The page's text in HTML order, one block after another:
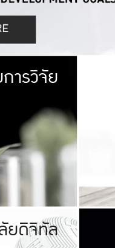
มหาวิทยาลัย
าสตร์ มีพื้นที่เขียวสดใส หนาแน่น
เป็นป่าในเมือง (URBAN FOREST)
อง (URBAN AGRICULTURE)
ที่นับรวมกันได้ประมาณ 1,400 ไร่
ารวิจัย
รับผิดชอบต่อสังคม
ยดิจิทัล